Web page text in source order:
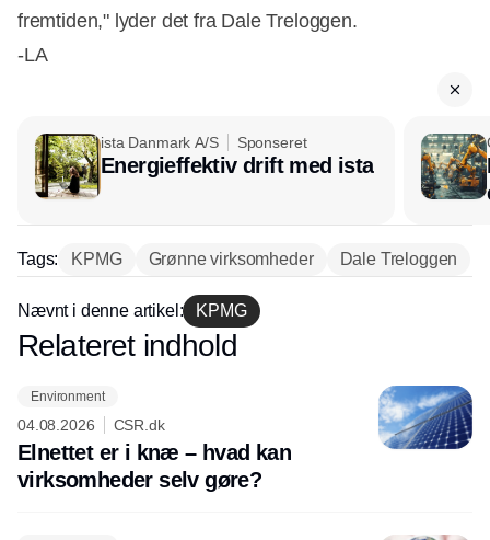
fremtiden," lyder det fra Dale Treloggen.
-LA
ista Danmark A/S Sponseret
Energieffektiv drift med ista
Tags: KPMG Grønne virksomheder Dale Treloggen
Nævnt i denne artikel: KPMG
Annonce
Relateret indhold
Environment
04.08.2026 CSR.dk
Elnettet er i knæ – hvad kan
virksomheder selv gøre?